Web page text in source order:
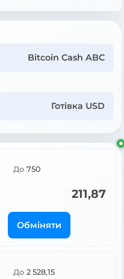
Bitcoin Cash ABC
Готівка USD
До 750
211,87
Обміняти
До 2 528,15